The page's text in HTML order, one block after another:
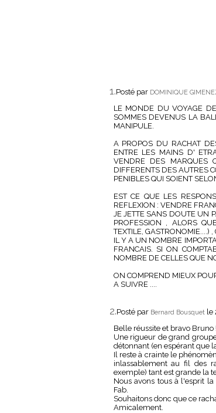
1.Posté par DOMINIQUE
LE MONDE DU VOYAGE
SOMMES DEVENUS LA
MANIPULE.
A PROPOS DU RACHAT
ENTRE LES MAINS D'
VENDRE DES MARQUES
DIFFERENTS DES AUTRES
PENIBLES QUI SOIENT
EST CE QUE LES
REFLEXION : VENDRE
JE JETTE SANS DOUTE UN
PROFESSION , ALORS
TEXTILE, GASTRONOMIE....)
IL Y A UN NOMBRE
FRANCAIS. SI ON
NOMBRE DE CELLES QUE
ON COMPREND MIEUX
A SUIVRE ....
2.Posté par Bernard Bousquet le
Belle réussite et bravo Bruno !
Une rigueur de grand
détonnant (en espérant que
Il reste à crainte le
inlassablement au fil des
exemple) tant est grande la
Nous avons tous à l'esprit la
Fab.
Souhaitons donc que ce
Amicalement.